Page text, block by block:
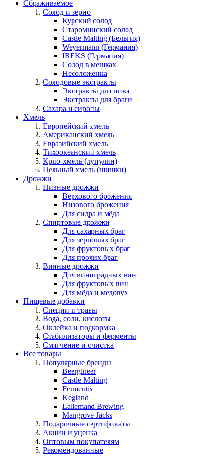
Сбраживаемое
Солод и зерно
Курский солод
Староминский солод
Castle Malting (Бельгия)
Weyermann (Германия)
IREKS (Германия)
Солод в мешках
Несоложенка
Солодовые экстракты
Экстракты для пива
Экстракты для браги
Сахара и сиропы
Хмель
Европейский хмель
Американский хмель
Евразийский хмель
Тихоокеанский хмель
Крио-хмель (лупулин)
Цельный хмель (шишки)
Дрожжи
Пивные дрожжи
Верхового брожения
Низового брожения
Для сидра и мёда
Спиртовые дрожжи
Для сахарных браг
Для зерновых браг
Для фруктовых браг
Для прочих браг
Винные дрожжи
Для виноградных вин
Для фруктовых вин
Для мёда и медовух
Пищевые добавки
Специи и травы
Вода, соли, кислоты
Оклейка и подкормка
Стабилизаторы и ферменты
Смягчение и очистка
Все товары
Популярные бренды
Beergineer
Castle Malting
Fermentis
Kegland
Lallemand Brewing
Mangrove Jacks
Подарочные сертификаты
Акции и уценка
Оптовым покупателям
Рекомендованные